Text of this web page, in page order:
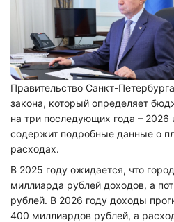
Правительство Санкт-
закона, который определяет
на три последующих года – 2026
содержит подробные данные о
расходах.
В 2025 году ожидается, что
миллиарда рублей доходов, а
рублей. В 2026 году доходы
400 миллиардов рублей, а